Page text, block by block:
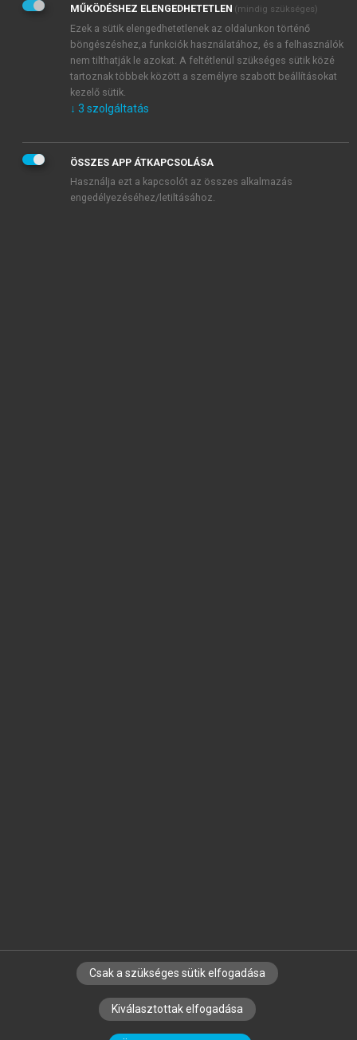
Adatkezelési tájékoztatóbanfoglaltakat tudomásul
veszem és elfogadom.
Általános vásárlási feltételeket, valamint a szotar.netés a
mersz.huoldalak licencszerződéseiben foglaltakat
tudomásul veszem és elfogadom.
KIPRÓBÁLOM
SZERZŐKNEK CÉGEKNEK KÖNYVTÁROSOKNAK
SZERKESZTÉSI ÉS LEKTORÁLÁSI ALAPELVEK
MŰKÖDÉSHEZ ELENGEDHETETLEN (mindig szükséges)
Ezek a sütik elengedhetetlenek az oldalunkon történő
böngészéshez,a funkciók használatához, és a felhasználók
nem tilthatják le azokat. A feltétlenül szükséges sütik közé
tartoznak többek között a személyre szabott beállításokat
kezelő sütik.
↓ 3 szolgáltatás
ÖSSZES APP ÁTKAPCSOLÁSA
Használja ezt a kapcsolót az összes alkalmazás
engedélyezéséhez/letiltásához.
Csak a szükséges sütik elfogadása
Kiválasztottak elfogadása